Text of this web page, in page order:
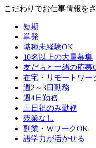
こだわりでお仕事情報を
短期
単発
職種未経験OK
10名以上の大量募集
友だちと一緒の応募
在宅・リモートワー
週2～3日勤務
週4日勤務
土日祝のみ勤務
残業なし
副業・WワークOK
語学力が活かせる